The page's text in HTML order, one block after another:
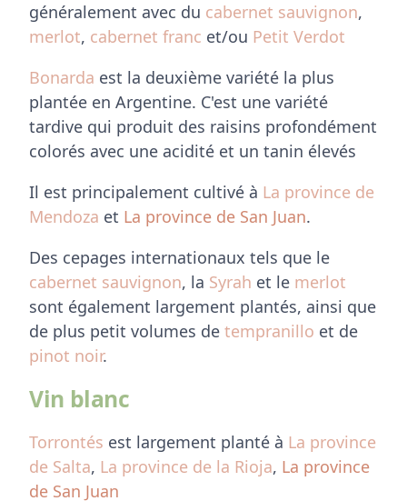
généralement avec du cabernet sauvignon,
merlot, cabernet franc et/ou Petit Verdot
Bonarda est la deuxième variété la plus
plantée en Argentine. C'est une variété
tardive qui produit des raisins profondément
colorés avec une acidité et un tanin élevés
Il est principalement cultivé à La province de
Mendoza et La province de San Juan.
Des cepages internationaux tels que le
cabernet sauvignon, la Syrah et le merlot
sont également largement plantés, ainsi que
de plus petit volumes de tempranillo et de
pinot noir.
Vin blanc
Torrontés est largement planté à La province
de Salta, La province de la Rioja, La province
de San Juan